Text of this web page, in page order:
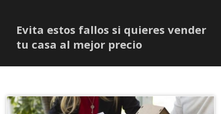
Evita estos fallos si quieres vender
tu casa al mejor precio